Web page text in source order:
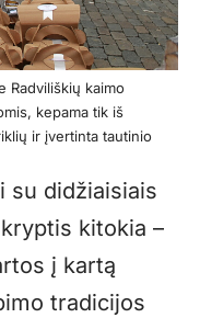
Radviliškių kaimo
kepama tik iš
ir įvertinta tautinio
su didžiaisiais
kitokia –
į kartą
tradicijos